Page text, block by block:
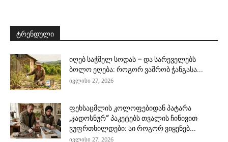
ტრენდული
იღებ საჭმელ სოდას – და სარეველებს
ბოლო ეღება: როგორ ვაშრობ ჭანგასა...
ივლისი 27, 2026
ფეხსაცმლის კოლოფებიდან პატარა
„ჯადოსნურ“ პაკეტებს თვალის ჩინივით
ვუფრთხილდები: აი როგორ ვიყენებ...
ივლისი 27, 2026